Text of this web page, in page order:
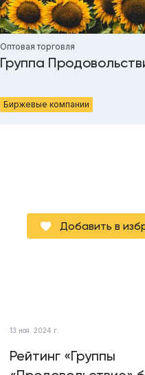
Оптовая торговля
Группа
Биржевые компании
Добавить в
13 ноя. 2024 г.
Рейтинг «Группы